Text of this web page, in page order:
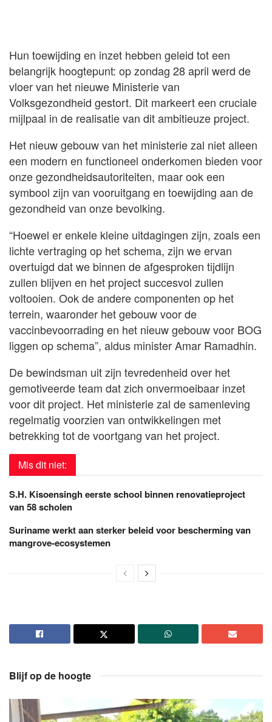
Hun toewijding en inzet hebben geleid tot een
belangrijk hoogtepunt: op zondag 28 april werd de
vloer van het nieuwe Ministerie van
Volksgezondheid gestort. Dit markeert een cruciale
mijlpaal in de realisatie van dit ambitieuze project.
Het nieuw gebouw van het ministerie zal niet alleen
een modern en functioneel onderkomen bieden voor
onze gezondheidsautoriteiten, maar ook een
symbool zijn van vooruitgang en toewijding aan de
gezondheid van onze bevolking.
“Hoewel er enkele kleine uitdagingen zijn, zoals een
lichte vertraging op het schema, zijn we ervan
overtuigd dat we binnen de afgesproken tijdlijn
zullen blijven en het project succesvol zullen
voltooien. Ook de andere componenten op het
terrein, waaronder het gebouw voor de
vaccinbevoorrading en het nieuw gebouw voor BOG
liggen op schema”, aldus minister Amar Ramadhin.
De bewindsman uit zijn tevredenheid over het
gemotiveerde team dat zich onvermoeibaar inzet
voor dit project. Het ministerie zal de samenleving
regelmatig voorzien van ontwikkelingen met
betrekking tot de voortgang van het project.
Mis dit niet:
S.H. Kisoensingh eerste school binnen renovatieproject
van 58 scholen
Suriname werkt aan sterker beleid voor bescherming van
mangrove-ecosystemen
Blijf op de hoogte